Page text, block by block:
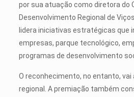
por sua atuação como diretora do
Desenvolvimento Regional de
lidera iniciativas estratégicas que
empresas, parque tecnológico,
programas de desenvolvimento
O reconhecimento, no entanto, vai
regional. A premiação também